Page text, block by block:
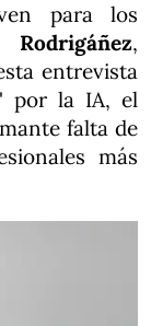
para los
Rodrigáñez,
entrevista
por la IA, el
falta de
más